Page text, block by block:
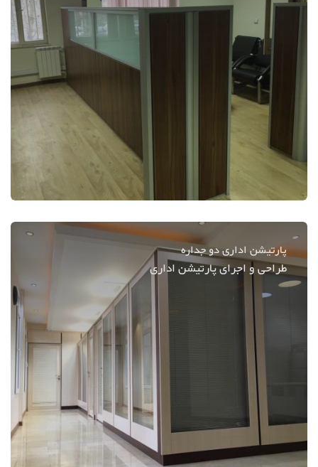
پارتیشن اداری دو جداره
طراحی و اجرای پارتیشن اداری